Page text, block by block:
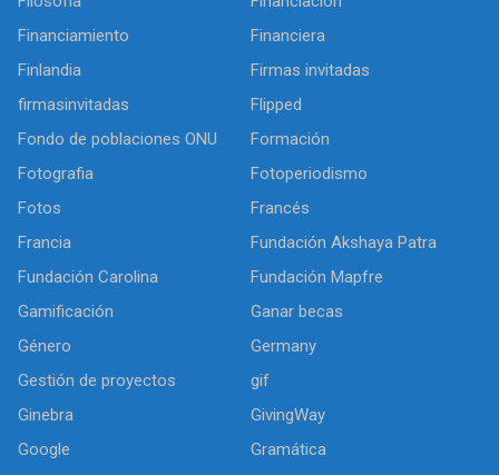
Financiamiento
Financiera
Finlandia
Firmas invitadas
firmasinvitadas
Flipped
Fondo de poblaciones ONU
Formación
Fotografia
Fotoperiodismo
Fotos
Francés
Francia
Fundación Akshaya Patra
Fundación Carolina
Fundación Mapfre
Gamificación
Ganar becas
Género
Germany
Gestión de proyectos
gif
Ginebra
GivingWay
Google
Gramática